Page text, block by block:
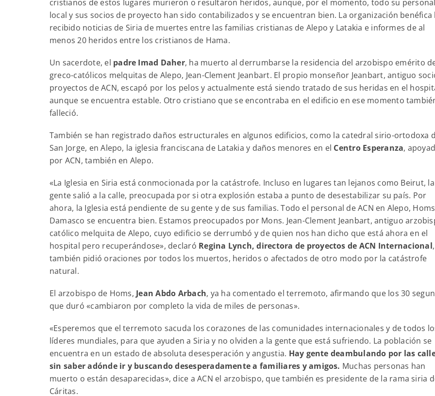
cristianos de estos lugares murieron o resultaron heridos, aunque, por el momento, todo su personal
local y sus socios de proyecto han sido contabilizados y se encuentran bien. La organización benéfica
recibido noticias de Siria de muertes entre las familias cristianas de Alepo y Latakia e informes de al
menos 20 heridos entre los cristianos de Hama.
Un sacerdote, el padre Imad Daher, ha muerto al derrumbarse la residencia del arzobispo emérito
greco-católicos melquitas de Alepo, Jean-Clement Jeanbart. El propio monseñor Jeanbart, antiguo
proyectos de ACN, escapó por los pelos y actualmente está siendo tratado de sus heridas en el
aunque se encuentra estable. Otro cristiano que se encontraba en el edificio en ese momento
falleció.
También se han registrado daños estructurales en algunos edificios, como la catedral sirio-ortodoxa
San Jorge, en Alepo, la iglesia franciscana de Latakia y daños menores en el Centro Esperanza,
por ACN, también en Alepo.
«La Iglesia en Siria está conmocionada por la catástrofe. Incluso en lugares tan lejanos como Beirut, la
gente salió a la calle, preocupada por si otra explosión estaba a punto de desestabilizar su país. Por
ahora, la Iglesia está pendiente de su gente y de sus familias. Todo el personal de ACN en Alepo,
Damasco se encuentra bien. Estamos preocupados por Mons. Jean-Clement Jeanbart, antiguo
católico melquita de Alepo, cuyo edificio se derrumbó y de quien nos han dicho que está ahora en el
hospital pero recuperándose», declaró Regina Lynch, directora de proyectos de ACN Internacional
también pidió oraciones por todos los muertos, heridos o afectados de otro modo por la catástrofe
natural.
El arzobispo de Homs, Jean Abdo Arbach, ya ha comentado el terremoto, afirmando que los 30
que duró «cambiaron por completo la vida de miles de personas».
«Esperemos que el terremoto sacuda los corazones de las comunidades internacionales y de todos
líderes mundiales, para que ayuden a Siria y no olviden a la gente que está sufriendo. La población se
encuentra en un estado de absoluta desesperación y angustia. Hay gente deambulando por las
sin saber adónde ir y buscando desesperadamente a familiares y amigos. Muchas personas han
muerto o están desaparecidas», dice a ACN el arzobispo, que también es presidente de la rama siria
Cáritas.